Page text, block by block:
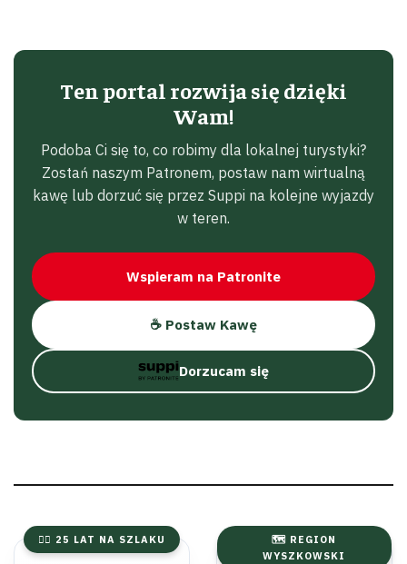
Ten portal rozwija się dzięki
Wam!
Podoba Ci się to, co robimy dla lokalnej turystyki?
Zostań naszym Patronem, postaw nam wirtualną
kawę lub dorzuć się przez Suppi na kolejne wyjazdy
w teren.
Wspieram na Patronite
☕ Postaw Kawę
Dorzucam się
🚴‍♂️ 25 LAT NA SZLAKU
🗺️ REGION
WYSZKOWSKI